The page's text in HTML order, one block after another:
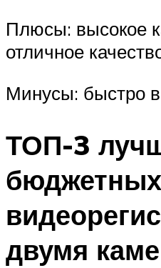
Плюсы: высокое
отличное
Минусы: быстро
ТОП-3
бюджетных
двумя